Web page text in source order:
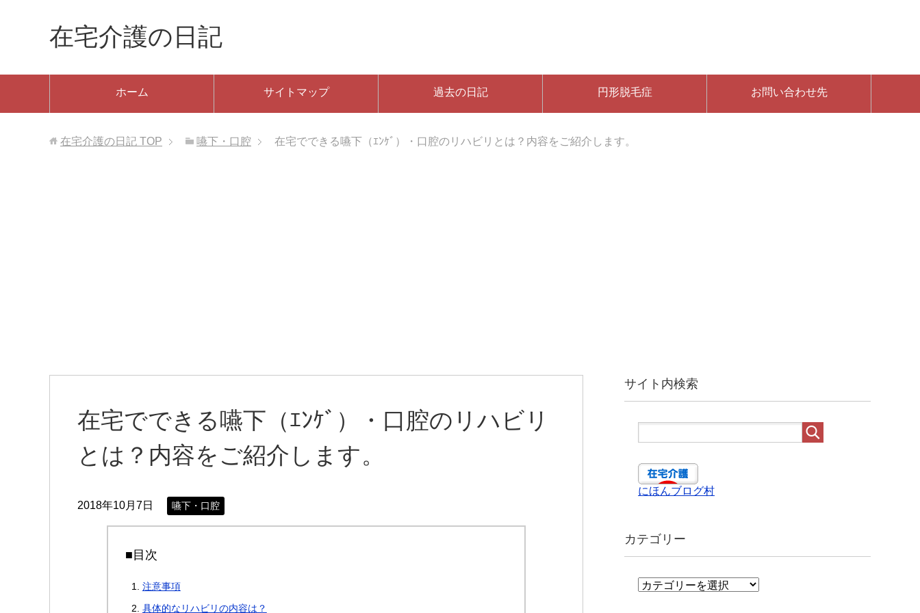
在宅介護の日記
ホーム サイトマップ 過去の日記 円形脱毛症 お問い合わせ先
在宅介護の日記 TOP 嚥下・口腔 在宅でできる嚥下（ｴﾝｹﾞ）・口腔のリハビリとは？内容をご紹介します。
在宅でできる嚥下（ｴﾝｹﾞ）・口腔のリハビリ
とは？内容をご紹介します。
2018年10月7日 嚥下・口腔
■目次
注意事項
具体的なリハビリの内容は？
サイト内検索
にほんブログ村
カテゴリー
カ